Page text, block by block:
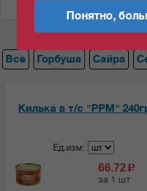
Все Горбуша Сайра
Килька в т/с "РРМ"
Ед.изм:
66.72 c
за 1 шт
Понятно,